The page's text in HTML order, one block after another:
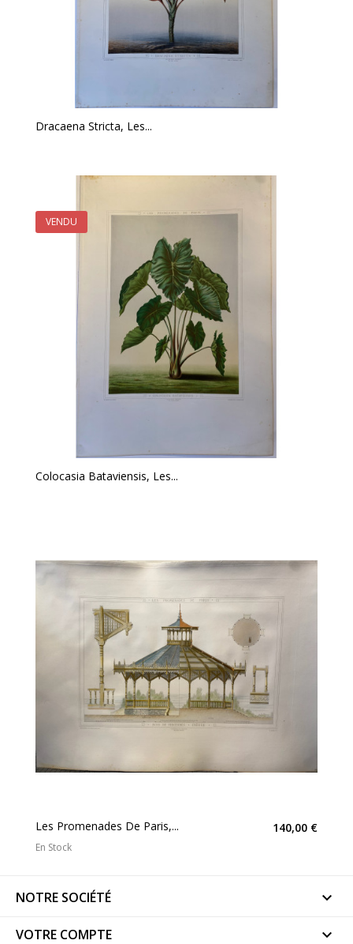
Dracaena Stricta, Les...
Colocasia Bataviensis, Les...
VENDU
Les Promenades De Paris,... 140,00 €
En Stock
NOTRE SOCIÉTÉ 
VOTRE COMPTE 